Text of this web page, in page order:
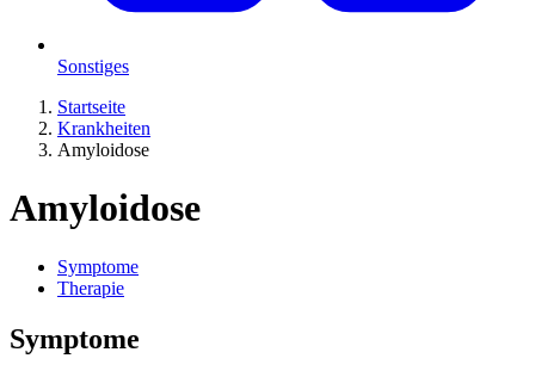
Sonstiges
Startseite
Krankheiten
Amyloidose
Amyloidose
Symptome
Therapie
Symptome